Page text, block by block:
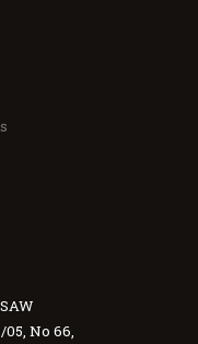
No 66,